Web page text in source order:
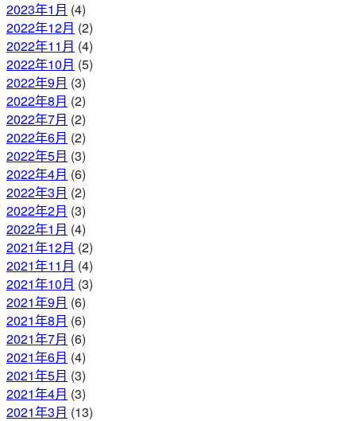
2023年1月 (4)
2022年12月 (2)
2022年11月 (4)
2022年10月 (5)
2022年9月 (3)
2022年8月 (2)
2022年7月 (2)
2022年6月 (2)
2022年5月 (3)
2022年4月 (6)
2022年3月 (2)
2022年2月 (3)
2022年1月 (4)
2021年12月 (2)
2021年11月 (4)
2021年10月 (3)
2021年9月 (6)
2021年8月 (6)
2021年7月 (6)
2021年6月 (4)
2021年5月 (3)
2021年4月 (3)
2021年3月 (13)